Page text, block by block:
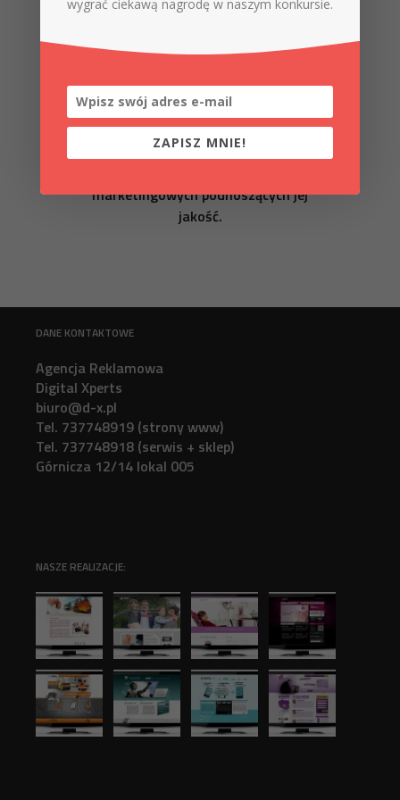
działaniom marketingowym
tworzymy solidną i wartościową
markę. Dobieramy odpowiednią
strategię do cyklu życia marki oraz
marketingowych podnoszących jej
jakość.
DANE KONTAKTOWE
Agencja Reklamowa
Digital Xperts
biuro@d-x.pl
Tel. 737748919 (strony www)
Tel. 737748918 (serwis + sklep)
Górnicza 12/14 lokal 005
NASZE REALIZACJE:
wygrać ciekawą nagrodę w naszym konkursie.
ZAPISZ MNIE!